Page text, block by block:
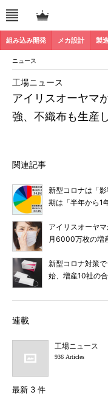
組み込み開発 メカ設計 製
ニュース
アイリスオーヤマ
強、不織布も生産
工場ニュース
関連記事
新型コロナは「
期は「半年から1
アイリスオーヤマ
月6000万枚の増
新型コロナ対策
始、増産10社の
連載
工場ニュース
936 Articles
最新 3 件